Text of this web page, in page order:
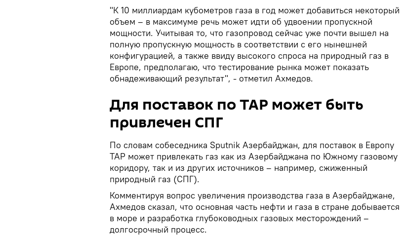
"К 10 миллиардам кубометров газа в год может добавиться некоторый
объем – в максимуме речь может идти об удвоении пропускной
мощности. Учитывая то, что газопровод сейчас уже почти вышел на
полную пропускную мощность в соответствии с его нынешней
конфигурацией, а также ввиду высокого спроса на природный газ в
Европе, предполагаю, что тестирование рынка может показать
обнадеживающий результат", - отметил Ахмедов.
Для поставок по ТАР может быть
привлечен СПГ
По словам собеседника Sputnik Азербайджан, для поставок в Европу
TAP может привлекать газ как из Азербайджана по Южному газовому
коридору, так и из других источников – например, сжиженный
природный газ (СПГ).
Комментируя вопрос увеличения производства газа в Азербайджане,
Ахмедов сказал, что основная часть нефти и газа в стране добывается
в море и разработка глубоководных газовых месторождений –
долгосрочный процесс.